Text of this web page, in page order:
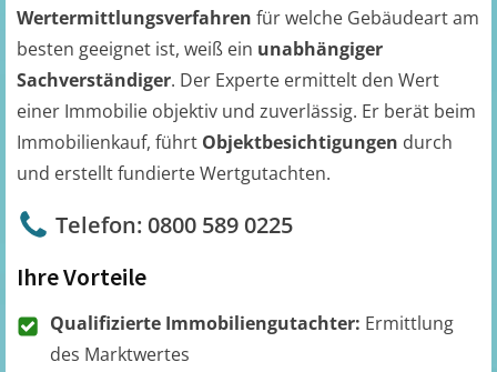
Wertermittlungsverfahren für welche Gebäudeart am
besten geeignet ist, weiß ein unabhängiger
Sachverständiger. Der Experte ermittelt den Wert
einer Immobilie objektiv und zuverlässig. Er berät beim
Immobilienkauf, führt Objektbesichtigungen durch
und erstellt fundierte Wertgutachten.
Telefon: 0800 589 0225
Ihre Vorteile
Qualifizierte Immobiliengutachter: Ermittlung
des Marktwertes